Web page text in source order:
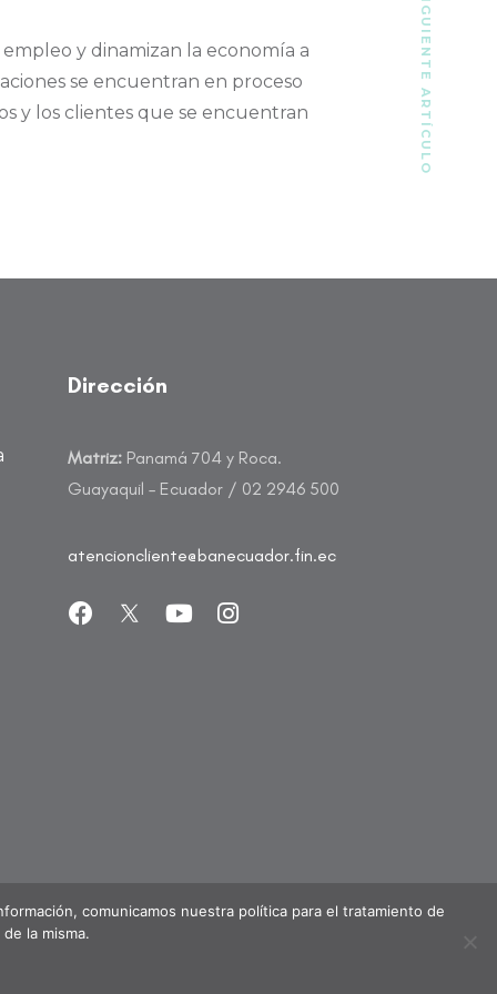
y dinamizan la economía a
se encuentran en proceso
y los clientes que se encuentran
SIGUIENTE ARTÍCULO
Dirección
Matriz: Panamá 704 y Roca.
Guayaquil – Ecuador / 02 2946 500
atencioncliente@banecuador.fin.ec
comunicamos nuestra política para el tratamiento de
la misma.